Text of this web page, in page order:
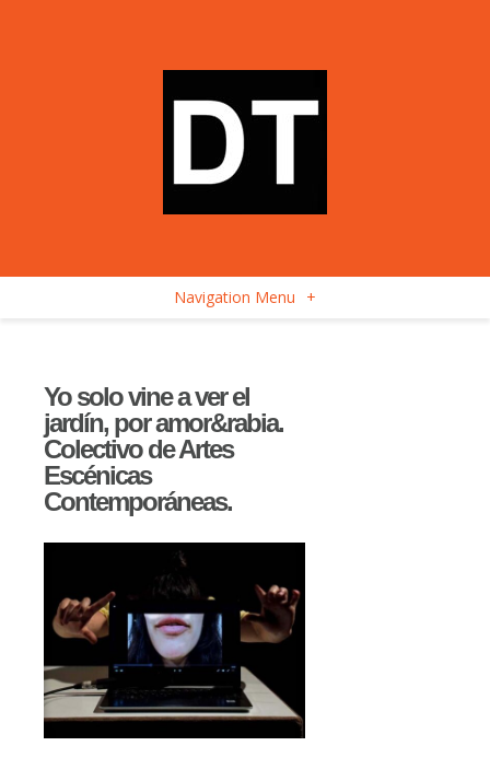
Navigation Menu +
Yo solo vine a ver el
jardín, por amor&rabia.
Colectivo de Artes
Escénicas
Contemporáneas.